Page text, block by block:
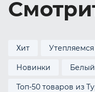
Хит Утепляемся
Новинки
Топ-50 товаров из